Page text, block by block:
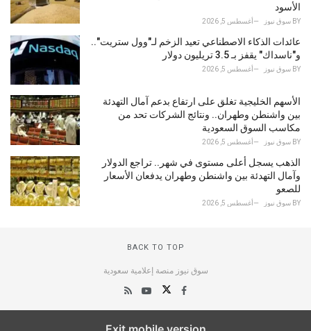
الأسود
BY سوق نيوز أغسطس 5, 2026
عائدات الذكاء الاصطناعي تعيد الزخم لـ"وول ستريت"..
و"ناسداك" يقفز بـ 3.5 تريليون دولار
BY سوق نيوز أغسطس 5, 2026
الأسهم الخليجية تغلق على ارتفاع بدعم آمال التهدئة
بين واشنطن وطهران.. ونتائج الشركات تحد من
مكاسب السوق السعودية
BY سوق نيوز أغسطس 5, 2026
الذهب يسجل أعلى مستوى في شهر.. تراجع الدولار
وآمال التهدئة بين واشنطن وطهران يدفعان الأسعار
للصعو
BY سوق نيوز أغسطس 5, 2026
BACK TO TOP
سوق نيوز منصة إعلامية سعودية